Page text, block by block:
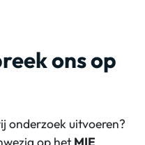
ons op
onderzoek uitvoeren?